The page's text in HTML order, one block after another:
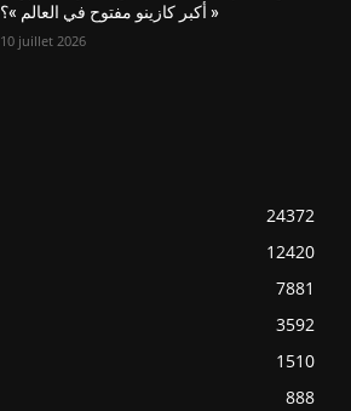
« أكبر كازينو مفتوح في العالم »؟
10 juillet 2026
24372
12420
7881
3592
1510
888